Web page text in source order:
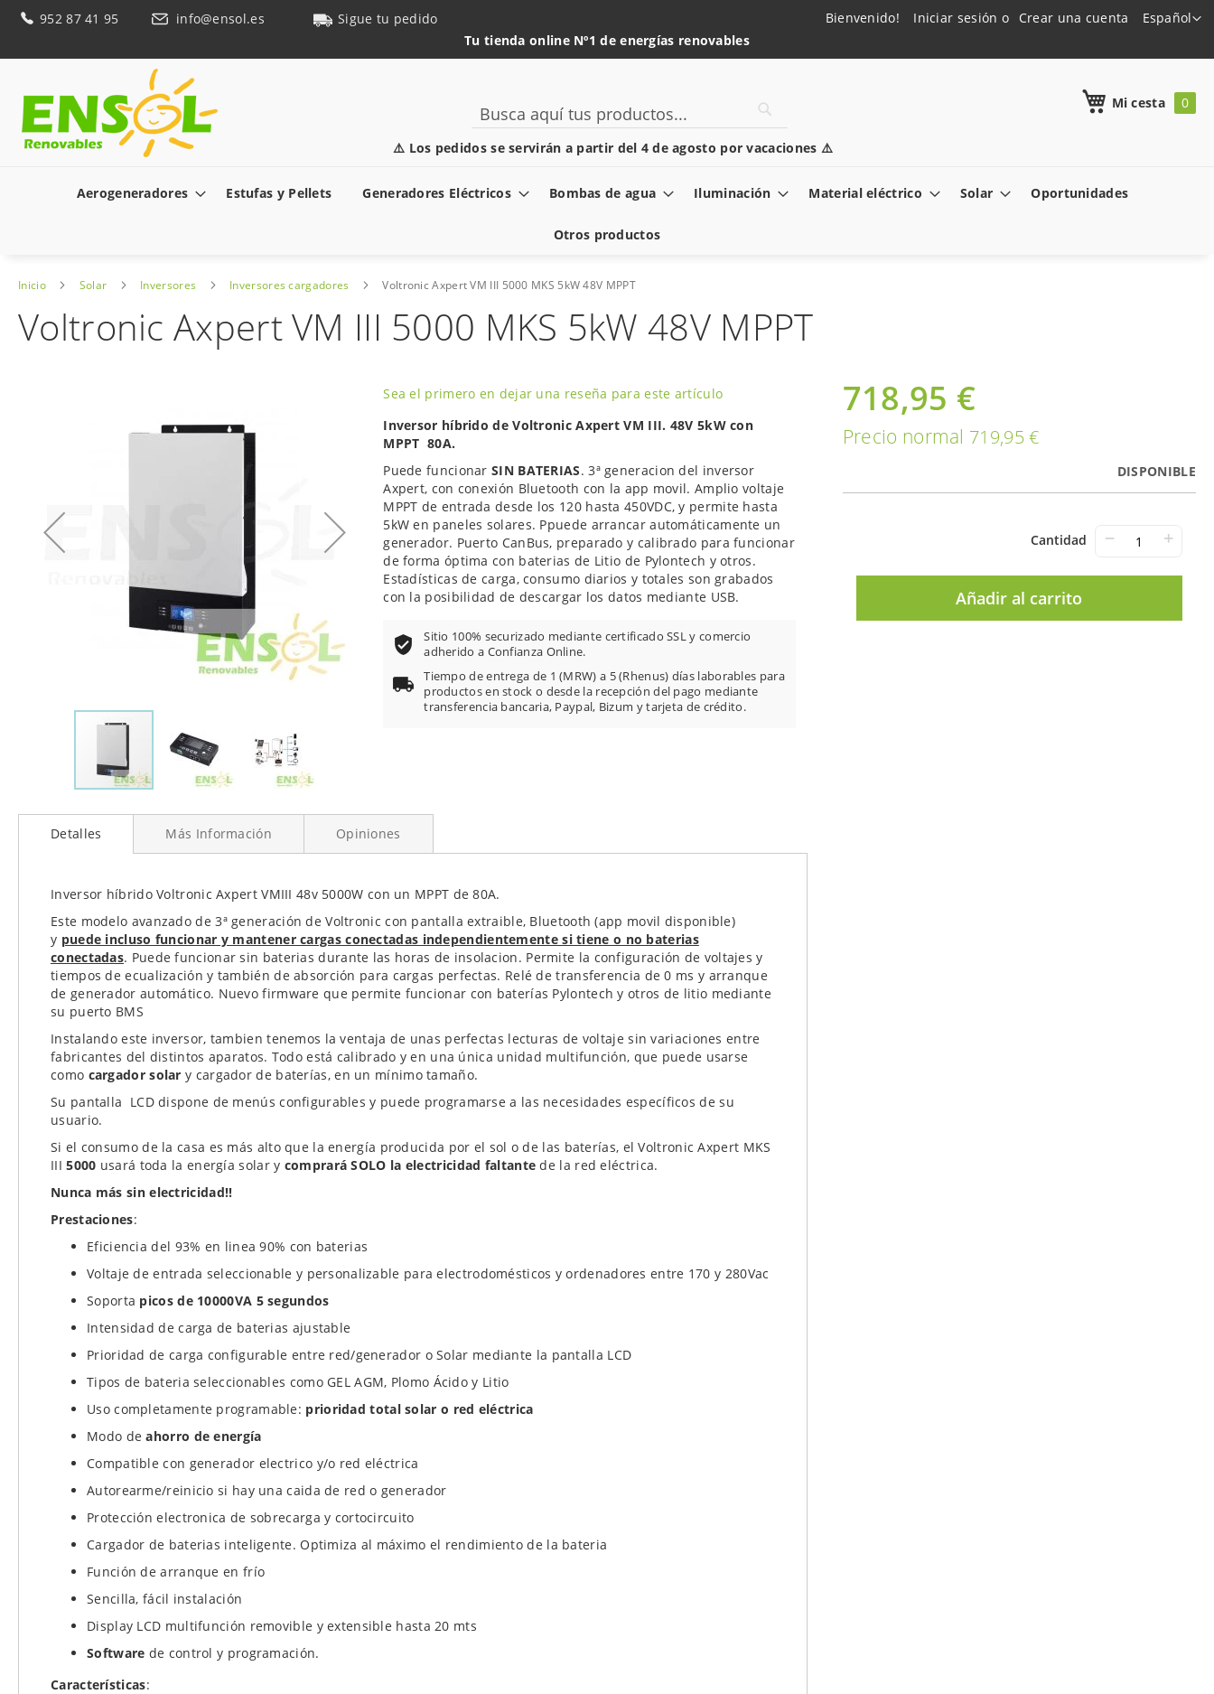
Ir
Lenguaje
Español
Bienvenido! Iniciar sesión Crear una cuenta
952 87 41 95 info@ensol.es
Sigue tu pedido
Tu tienda online Nº1 de energías renovables
⚠️ Los pedidos se servirán a partir del 4 de agosto por vacaciones ⚠️
Mi cesta
Search
Aerogeneradores Estufas y Pellets Generadores Eléctricos Bombas de agua Iluminación Material eléctrico Solar Oportunidades
Otros productos
Inicio Solar Inversores Inversores cargadores Voltronic Axpert VM III 5000 MKS 5kW 48V MPPT
Voltronic Axpert VM III 5000 MKS 5kW 48V MPPT
Oferta
718,95 €
Precio normal 719,95 €
DISPONIBLE
Cantidad − +
Añadir al carrito
al
comienzo
galería
imágenes
Sea el primero en dejar una reseña para este artículo
Inversor híbrido de Voltronic Axpert VM III. 48V 5kW con
MPPT 80A.
Puede funcionarSIN BATERIAS. 3ª generacion del inversor
Axpert, con conexión Bluetooth con la app movil. Amplio voltaje
MPPT de entrada desde los 120 hasta 450VDC, y permite hasta
5kW en paneles solares. Ppuede arrancar automáticamente un
generador. Puerto CanBus, preparado y calibrado para funcionar
de forma óptima con baterias de Litio de Pylontech y otros.
Estadísticas de carga, consumo diarios y totales son grabados
con la posibilidad de descargar los datos mediante USB.
Sitio 100% securizado mediante certificado SSL y comercio
adherido a Confianza Online.
Tiempo de entrega de 1 (MRW) a 5 (Rhenus) días laborables para
productos en stock o desde la recepción del pago mediante
transferencia bancaria, Paypal, Bizum y tarjeta de crédito.
Detalles
Inversor híbrido Voltronic Axpert VMIII 48v 5000W con un MPPT de 80A.
Este modelo avanzado de 3ª generación de Voltronic con pantalla extraible, Bluetooth (app movil disponible)
y puede incluso funcionar y mantener cargas conectadas independientemente si tiene o no baterias
conectadas. Puede funcionar sin baterias durante las horas de insolacion. Permite la configuración de voltajes y
tiempos de ecualización y también de absorción para cargas perfectas. Relé de transferencia de 0 ms y arranque
de generador automático. Nuevo firmware que permite funcionar con baterías Pylontech y otros de litio mediante
su puerto BMS
Instalando este inversor, tambien tenemos la ventaja de unas perfectas lecturas de voltaje sin variaciones entre
fabricantes del distintos aparatos. Todo está calibrado y en una única unidad multifunción, que puede usarse
como cargador solar y cargador de baterías, en un mínimo tamaño.
Su pantalla LCD dispone de menús configurables y puede programarse a las necesidades específicos de su
usuario.
Si el consumo de la casa es más alto que la energía producida por el sol o de las baterías, el Voltronic Axpert MKS
III5000 usará toda la energía solar y comprará SOLO la electricidad faltante de la red eléctrica.
Nunca más sin electricidad!!
Prestaciones:
Eficiencia del 93% en linea 90% con baterias
Voltaje de entrada seleccionable y personalizable para electrodomésticos y ordenadores entre 170 y 280Vac
Soporta picos de 10000VA 5 segundos
Intensidad de carga de baterias ajustable
Prioridad de carga configurable entre red/generador o Solar mediante la pantalla LCD
Tipos de bateria seleccionables como GEL AGM, Plomo Ácido y Litio
Uso completamente programable: prioridad total solar o red eléctrica
Modo deahorro de energía
Compatible con generador electrico y/o red eléctrica
Autorearme/reinicio si hay una caida de red o generador
Protección electronica de sobrecarga y cortocircuito
Cargador de baterias inteligente. Optimiza al máximo el rendimiento de la bateria
Función de arranque en frío
Sencilla, fácil instalación
Display LCD multifunción removible y extensible hasta 20 mts
Software de control y programación.
Características:
Más Información Opiniones